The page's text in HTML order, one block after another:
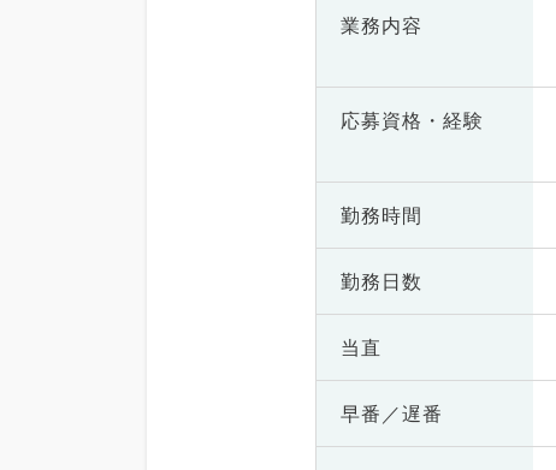
業務内容
応募資格・ 経験
勤務時間
勤務日数
当直
早番／遅番